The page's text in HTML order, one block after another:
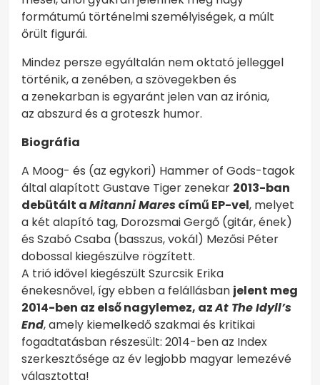
formátumú történelmi személyiségek, a múlt
őrült figurái.
Mindez persze egyáltalán nem oktató jelleggel
történik, a zenében, a szövegekben és
a zenekarban is egyaránt jelen van az irónia,
az abszurd és a groteszk humor.
Biográfia
A Moog- és (az egykori) Hammer of Gods-tagok
által alapított Gustave Tiger zenekar 2013-ban
debütált aMitanni Marescímű EP-vel, melyet
a két alapító tag, Dorozsmai Gergő (gitár, ének)
és Szabó Csaba (basszus, vokál) Mezősi Péter
dobossal kiegészülve rögzített.
A trió idővel kiegészült Szurcsik Erika
énekesnővel, így ebben a felállásban jelent meg
2014-ben az első nagylemez, azAt The Idyll’s
End, amely kiemelkedő szakmai és kritikai
fogadtatásban részesült: 2014-ben az Index
szerkesztősége az év legjobb magyar lemezévé
választotta!